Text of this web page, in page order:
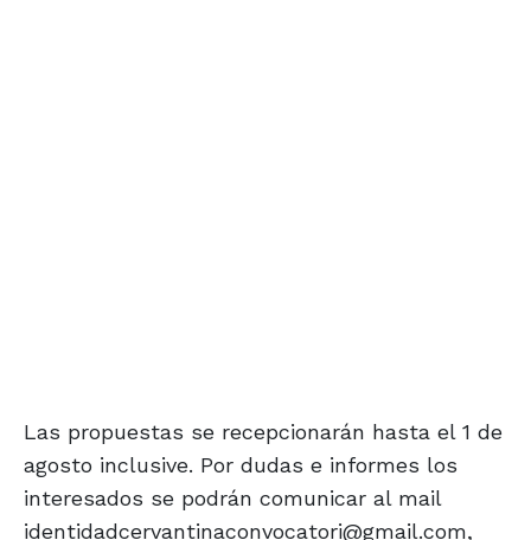
Las propuestas se recepcionarán hasta el 1 de
agosto inclusive. Por dudas e informes los
interesados se podrán comunicar al mail
identidadcervantinaconvocatori@gmail.com,